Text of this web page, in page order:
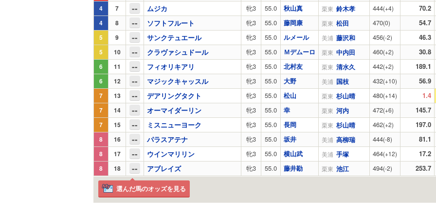
4 7 -- ムジカ 牝3 55.0 秋山真 栗東 鈴木孝 444(+4) 70.2
4 8 -- ソフトフルート 牝3 55.0 藤岡康 栗東 松田 470(0) 54.7
5 9 -- サンクテュエール 牝3 55.0 ルメール 美浦 藤沢和 456(-2) 46.3
5 10 -- クラヴァシュドール 牝3 55.0 Ｍデムーロ 栗東 中内田 460(+2) 30.8
6 11 -- フィオリキアリ 牝3 55.0 北村友 栗東 清水久 442(+2) 189.1
6 12 -- マジックキャッスル 牝3 55.0 大野 美浦 国枝 432(+10) 56.9
7 13 -- デアリングタクト 牝3 55.0 松山 栗東 杉山晴 480(+14) 1.4
7 14 -- オーマイダーリン 牝3 55.0 幸 栗東 河内 472(+6) 145.7
7 15 -- ミスニューヨーク 牝3 55.0 長岡 栗東 杉山晴 462(+2) 197.0
8 16 -- パラスアテナ 牝3 55.0 坂井 美浦 高柳瑞 444(-8) 81.1
8 17 -- ウインマリリン 牝3 55.0 横山武 美浦 手塚 464(+12) 17.2
8 18 -- アブレイズ 牝3 55.0 藤井勘 栗東 池江 494(-2) 253.7
選んだ馬のオッズを見る